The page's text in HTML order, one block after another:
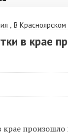
, В Красноярском
в крае
крае